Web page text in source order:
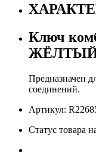
Ключ
Предназначен
соединений.
Артикул:
Статус товара